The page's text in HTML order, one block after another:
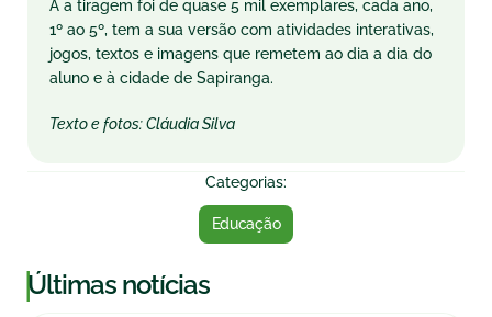
A a tiragem foi de quase 5 mil exemplares, cada ano,
1º ao 5º, tem a sua versão com atividades interativas,
jogos, textos e imagens que remetem ao dia a dia do
aluno e à cidade de Sapiranga.
Texto e fotos: Cláudia Silva
Categorias:
Educação
|Últimas notícias